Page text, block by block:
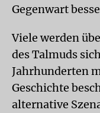
Gegenwart
Viele werden
des Talmuds
Jahrhunderten
Geschichte
alternative